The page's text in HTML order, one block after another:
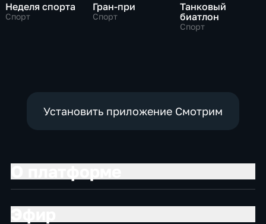
Неделя спорта
Спорт
Гран-при
Спорт
Танковый
биатлон
Спорт
Установить приложение Смотрим